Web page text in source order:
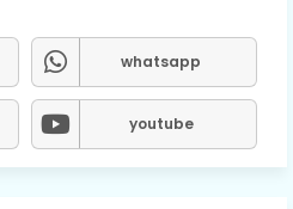
whatsapp
youtube